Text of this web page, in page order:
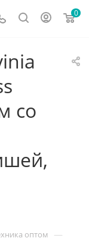
0
со
оптом —